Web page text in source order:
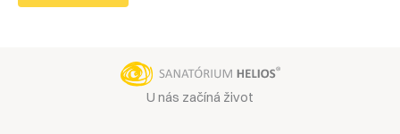
U nás začíná život